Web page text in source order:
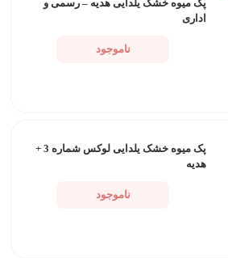
پک میوه خشک یلدایی هدیه – رسمی و
اداری
ناموجود
پک میوه خشک یلدایی لوکس شماره 3 +
هدیه
ناموجود